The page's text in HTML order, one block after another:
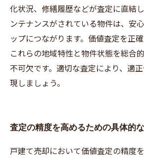
化状況、修繕履歴などが査定に直結
ンテナンスがされている物件は、安
ップにつながります。価値査定を正
これらの地域特性と物件状態を総合
不可欠です。適切な査定により、適
現しましょう。
査定の精度を高めるための具体的
戸建て売却において価値査定の精度